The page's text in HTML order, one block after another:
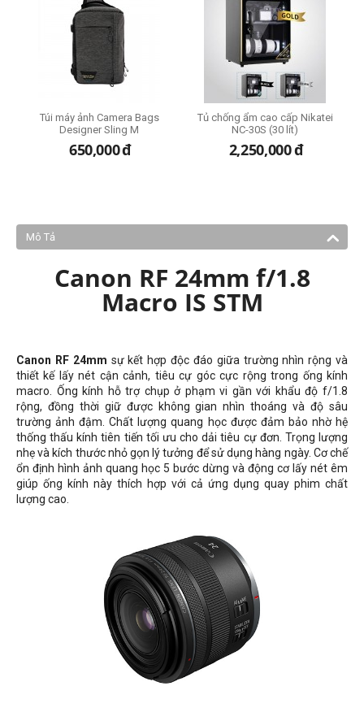
Túi máy ảnh Camera Bags
Designer Sling M
650,000đ
Tủ chống ẩm cao cấp Nikatei
NC-30S (30 lít)
2,250,000đ
Mô Tả
Canon RF 24mm f/1.8
Macro IS STM
Canon RF 24mm sự kết hợp độc đáo giữa trường nhìn rộng và
thiết kế lấy nét cận cảnh, tiêu cự góc cực rộng trong ống kính
macro. Ống kính hỗ trợ chụp ở phạm vi gần với khẩu độ f/1.8
rộng, đồng thời giữ được không gian nhìn thoáng và độ sâu
trường ảnh đậm. Chất lượng quang học được đảm bảo nhờ hệ
thống thấu kính tiên tiến tối ưu cho dải tiêu cự đơn. Trọng lượng
nhẹ và kích thước nhỏ gọn lý tưởng để sử dụng hàng ngày. Cơ chế
ổn định hình ảnh quang học 5 bước dừng và động cơ lấy nét êm
giúp ống kính này thích hợp với cả ứng dụng quay phim chất
lượng cao.